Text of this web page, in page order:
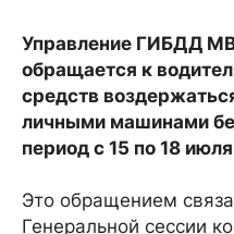
Управление ГИБДД
обращается к
средств
личными машинами
период с 15 по 18 июля
Это обращением
Генеральной сессии